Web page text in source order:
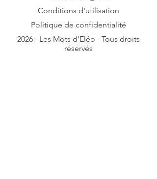
Conditions d'utilisation
Politique de confidentialité
2026 - Les Mots d'Eléo - Tous droits
réservés